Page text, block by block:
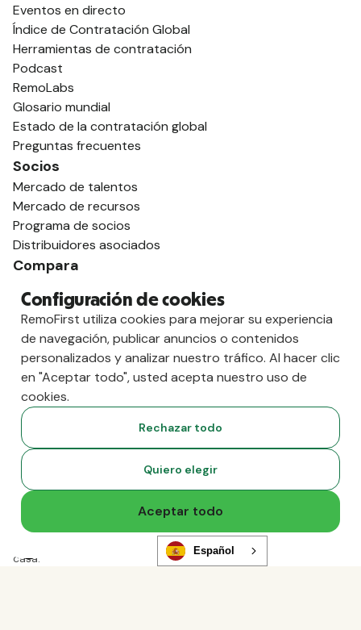
Eventos en directo
Índice de Contratación Global
Herramientas de contratación
Podcast
RemoLabs
Glosario mundial
Estado de la contratación global
Preguntas frecuentes
Socios
Mercado de talentos
Mercado de recursos
Programa de socios
Distribuidores asociados
Compara
vs. Remoto
vs. Ostra
vs. Multiplicador
RemoFirst Inc. Creado 💚 a distancia desde
casa.
Configuración de cookies
RemoFirst utiliza cookies para mejorar su experiencia
de navegación, publicar anuncios o contenidos
personalizados y analizar nuestro tráfico. Al hacer clic
en "Aceptar todo", usted acepta nuestro uso de
cookies.
Rechazar todo
Quiero elegir
Aceptar todo
Español